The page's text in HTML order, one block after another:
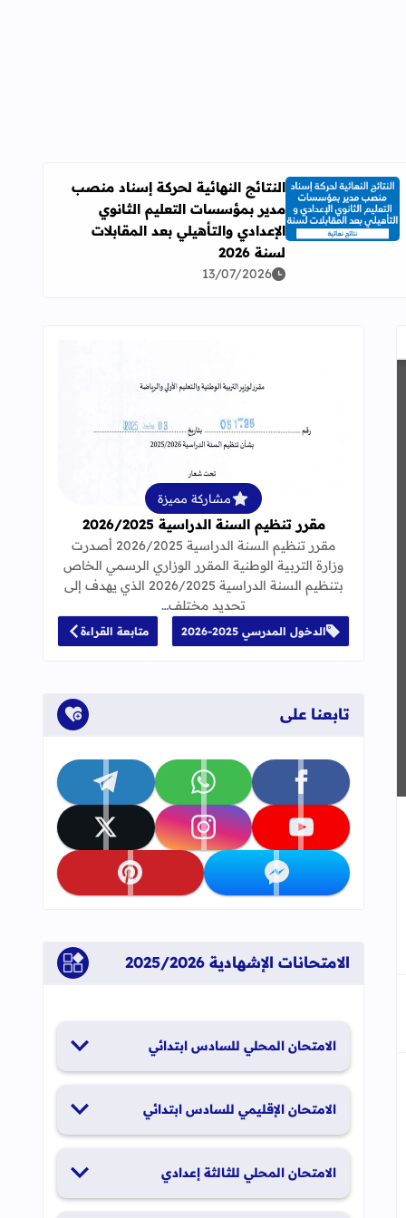
اقرأ المزيد عن النتائج النهائية لحركة إسناد منصب مدير بمؤسسات
النتائج النهائية لحركة إسناد منصب
مدير بمؤسسات التعليم الثانوي
الإعدادي والتأهيلي بعد المقابلات
لسنة 2026
13/07/2026
العلامات المرجعية
قراءة المزيد عن مقرر تنظيم السنة الدراسية
مشاركة مميزة
مقرر تنظيم السنة الدراسية 2026/2025
مقرر تنظيم السنة الدراسية 2026/2025 أصدرت
وزارة التربية الوطنية المقرر الوزاري الرسمي الخاص
بتنظيم السنة الدراسية 2026/2025 الذي يهدف إلى
تحديد مختلف…
الدخول المدرسي 2025-2026 متابعة القراءة
تابعنا على
تابعنا على facebook تابعنا على whatsapp تابعنا على telegram
تابعنا على youtube تابعنا على instagram تابعنا على x
تابعنا على messenger تابعنا على pinterest
الامتحانات الإشهادية 2025/2026
الامتحان المحلي للسادس ابتدائي
الامتحان الإقليمي للسادس ابتدائي
الامتحان المحلي للثالثة إعدادي